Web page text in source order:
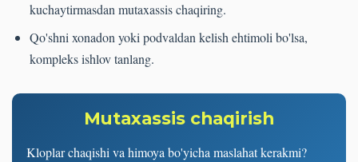
kuchaytirmasdan mutaxassis chaqiring.
Qo'shni xonadon yoki podvaldan kelish ehtimoli bo'lsa,
kompleks ishlov tanlang.
Mutaxassis chaqirish
Kloplar chaqishi va himoya bo'yicha maslahat kerakmi?